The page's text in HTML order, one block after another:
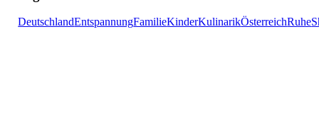
DeutschlandEntspannungFamilieKinderKulinarikÖsterreichRuhe